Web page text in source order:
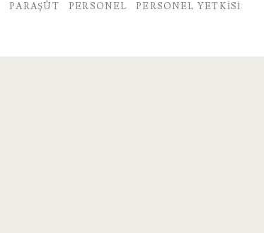
PARAŞÜT PERSONEL
PERSONEL YETKISI